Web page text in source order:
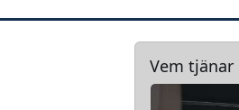
Vem tjänar